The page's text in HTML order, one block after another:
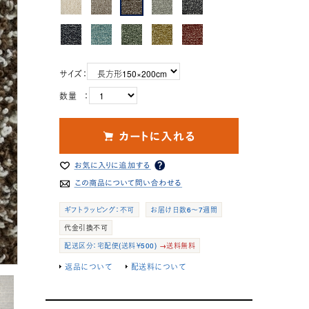
サイズ：
数量 ：
ギフトラッピング：不可
お届け日数6～7週間
代金引換不可
配送区分：宅配便(送料￥500) →送料無料
返品について 配送料について